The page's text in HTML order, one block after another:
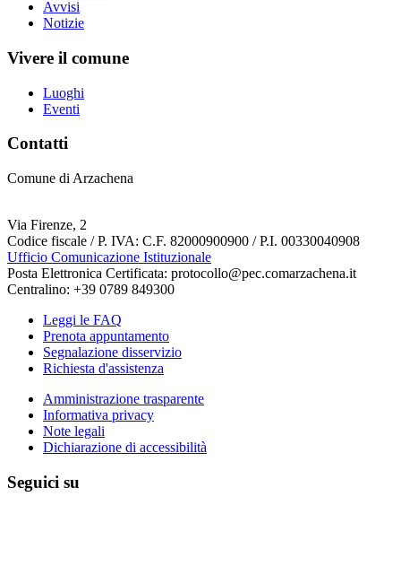
Avvisi
Notizie
Vivere il comune
Luoghi
Eventi
Contatti
Comune di Arzachena
Via Firenze, 2
Codice fiscale / P. IVA: C.F. 82000900900 / P.I. 00330040908
Ufficio Comunicazione Istituzionale
Posta Elettronica Certificata: protocollo@pec.comarzachena.it
Centralino: +39 0789 849300
Leggi le FAQ
Prenota appuntamento
Segnalazione disservizio
Richiesta d'assistenza
Amministrazione trasparente
Informativa privacy
Note legali
Dichiarazione di accessibilità
Seguici su